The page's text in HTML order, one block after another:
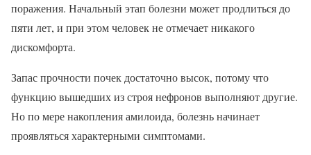
поражения. Начальный этап болезни может продлиться до
пяти лет, и при этом человек не отмечает никакого
дискомфорта.
Запас прочности почек достаточно высок, потому что
функцию вышедших из строя нефронов выполняют другие.
Но по мере накопления амилоида, болезнь начинает
проявляться характерными симптомами.